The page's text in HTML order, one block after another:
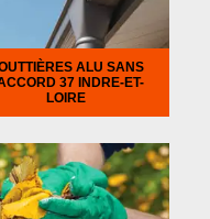
ALU SANS
37 INDRE-ET-
LOIRE